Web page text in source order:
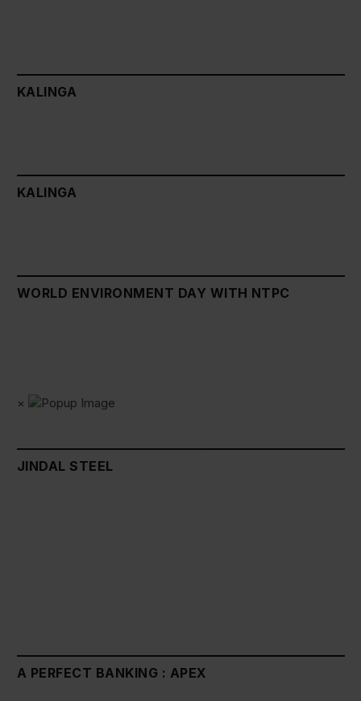
KALINGA
KALINGA
WORLD ENVIRONMENT DAY WITH NTPC
×
JINDAL STEEL
A PERFECT BANKING : APEX